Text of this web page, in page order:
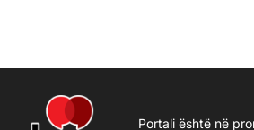
Portali është në